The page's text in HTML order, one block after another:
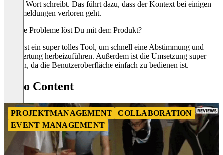
als ein Wort schreibt. Das führt dazu, dass der Kontext bei einigen
Rückmeldungen verloren geht.
Welche Probleme löst Du mit dem Produkt?
Slido ist ein super tolles Tool, um schnell eine Abstimmung und
Auswertung herbeizuführen. Außerdem ist die Umsetzung super
einfach, da die Benutzeroberfläche einfach zu bedienen ist.
Slido Content
PROJEKTMANAGEMENT
COLLABORATION
EVENT MANAGEMENT